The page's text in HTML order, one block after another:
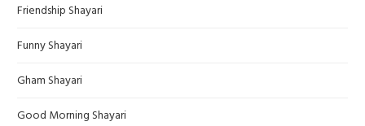
Friendship Shayari
Funny Shayari
Gham Shayari
Good Morning Shayari